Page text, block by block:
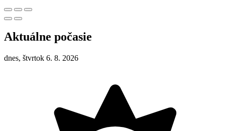
Aktuálne počasie
dnes, štvrtok 6. 8. 2026